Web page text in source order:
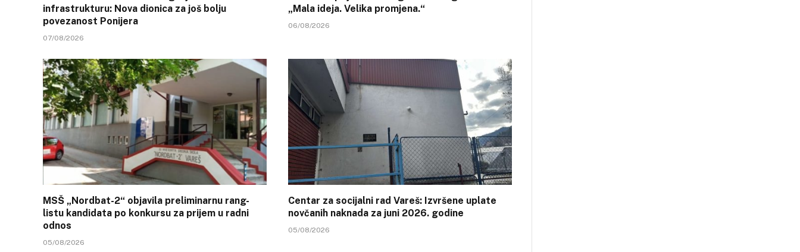
infrastrukturu: Nova dionica za još bolju
povezanost Ponijera
07/08/2026
„Mala ideja. Velika promjena.“
06/08/2026
MSŠ „Nordbat-2“ objavila preliminarnu rang-
listu kandidata po konkursu za prijem u radni
odnos
05/08/2026
Centar za socijalni rad Vareš: Izvršene uplate
novčanih naknada za juni 2026. godine
05/08/2026